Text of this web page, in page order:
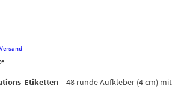
Versand
Etiketten– 48 runde Aufkleber (4 cm) mit